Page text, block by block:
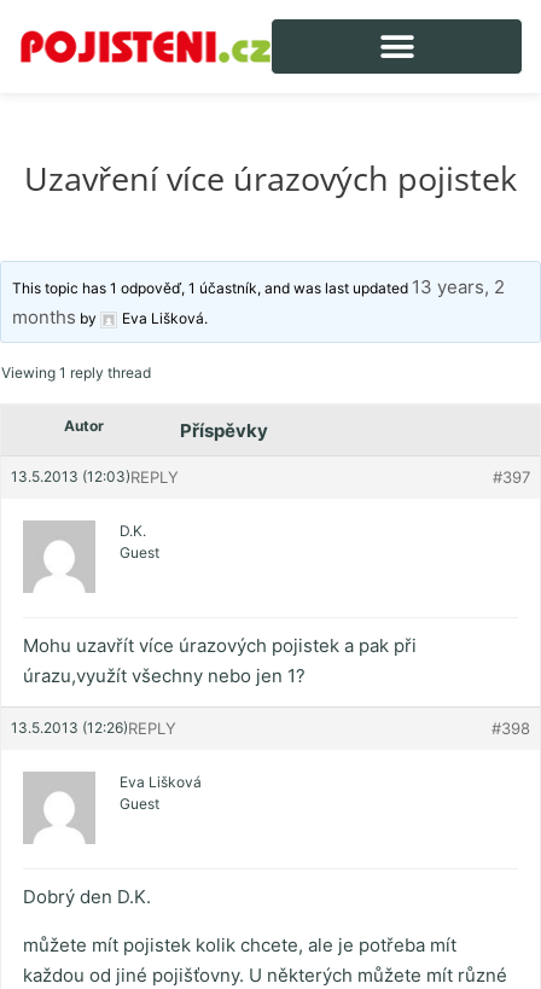
Uzavření více úrazových pojistek
This topic has 1 odpověď, 1 účastník, and was last updated 13 years, 2
months by Eva Lišková.
Viewing 1 reply thread
Autor Příspěvky
13.5.2013 (12:03) #397
REPLY
D.K.
Guest
Mohu uzavřít více úrazových pojistek a pak při
úrazu,využít všechny nebo jen 1?
13.5.2013 (12:26) #398
REPLY
Eva Lišková
Guest
Dobrý den D.K.
můžete mít pojistek kolik chcete, ale je potřeba mít
každou od jiné pojišťovny. U některých můžete mít různé